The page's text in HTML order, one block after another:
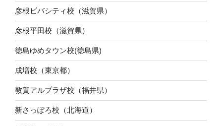
彦根ビバシティ校（滋賀県）
彦根平田校（滋賀県）
徳島ゆめタウン校(徳島県)
成増校（東京都）
敦賀アルプラザ校（福井県）
新さっぽろ校（北海道）